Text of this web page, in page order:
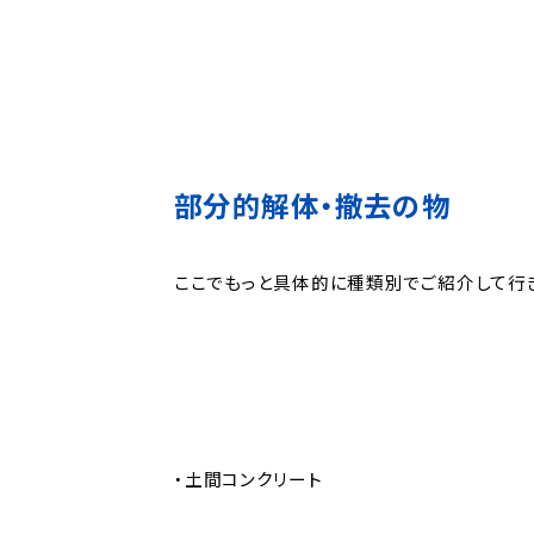
部分的解体・撤去の物
ここでもっと具体的に種類別でご紹介して行き
・土間コンクリート